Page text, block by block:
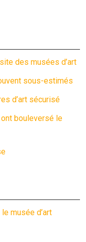
des musées d’art
sous-estimés
d’art sécurisé
bouleversé le
musée d’art